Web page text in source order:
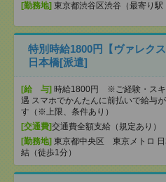
[勤務地] 東京都渋谷区渋谷（最寄り駅
特別時給1800円【ヴァレク
日本橋[派遣]
[給 与] 時給1800円 ※ご経験・スキ
遇 スマホでかんたんに前払いで給与
す（※上限、条件あり）
[交通費]交通費全額支給（規定あり）
[勤務地] 東京都中央区 東京メトロ 日
結（徒歩1分）